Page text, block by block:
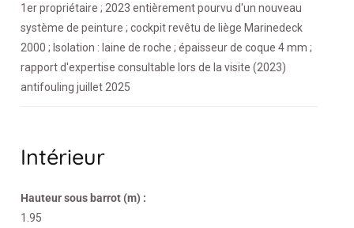
1er propriétaire ; 2023 entièrement pourvu d'un nouveau
système de peinture ; cockpit revêtu de liège Marinedeck
2000 ; Isolation : laine de roche ; épaisseur de coque 4 mm ;
rapport d'expertise consultable lors de la visite (2023)
antifouling juillet 2025
Intérieur
Hauteur sous barrot (m) :
1.95